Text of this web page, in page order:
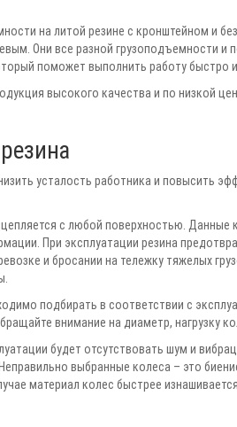
на литой резине с кронштейном и
Они все разной грузоподъемности и
поможет выполнить работу быстро
высокого качества и по низкой
усталость работника и повысить
с любой поверхностью. Данные
При эксплуатации резина
и бросании на тележку тяжелых
подбирать в соответствии с
внимание на диаметр, нагрузку
будет отсутствовать шум и
выбранные колеса – это
материал колес быстрее